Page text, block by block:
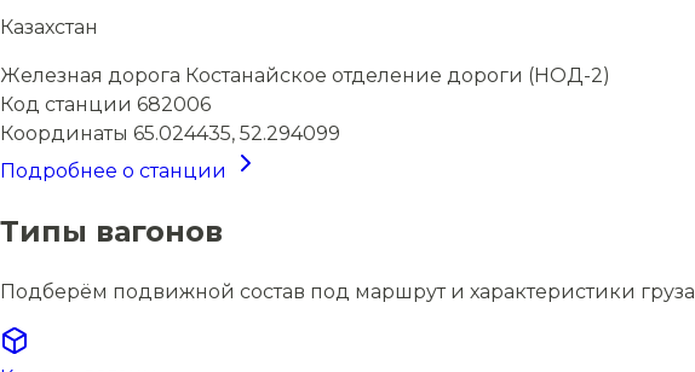
Казахстан
Железная дорога Костанайское отделение дороги (НОД-2)
Код станции 682006
Координаты 65.024435, 52.294099
Подробнее о станции
Типы вагонов
Подберём подвижной состав под маршрут и характеристики груза